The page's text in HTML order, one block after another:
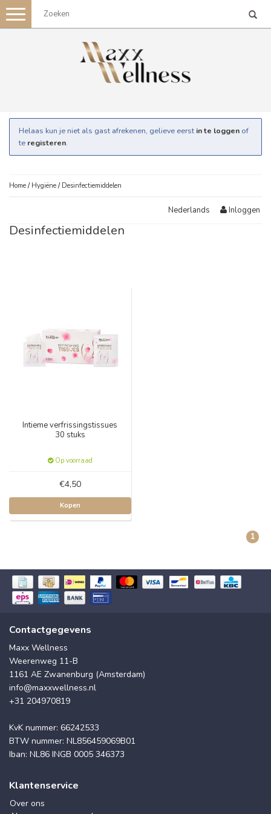
Toggle
navigation
Helaas kun je niet als gast afrekenen, gelieve eerst in te loggen of
te registeren.
Home / Hygiëne / Desinfectiemiddelen
Nederlands Inloggen
Desinfectiemiddelen
Intieme verfrissingstissues
30 stuks
Op voorraad
€4,50
Kopen
1
Contactgegevens
Maxx Wellness
Weerenweg 11-B
1161 AE Zwanenburg (Amsterdam)
info@maxxwellness.nl
+31 204970819
KvK nummer: 66242533
BTW nummer: NL856459069B01
Iban: NL86 INGB 0005 346373
Klantenservice
Over ons